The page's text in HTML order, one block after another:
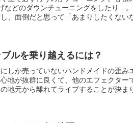
などのダウンチューニングをしたり…
、面倒だと思って「あまりしたくない
ルを乗り越えるには？
しか売っていないハンドメイドの歪
地が抜群に良くて、他のエフェクター
地元から離れてライブすることが決ま